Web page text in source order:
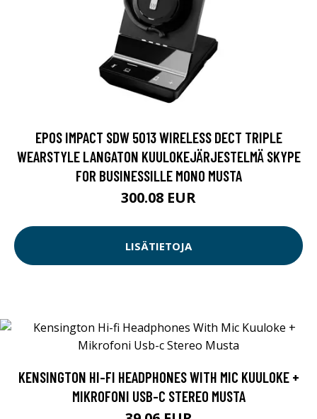
EPOS IMPACT SDW 5013 WIRELESS DECT TRIPLE
WEARSTYLE LANGATON KUULOKEJÄRJESTELMÄ SKYPE
FOR BUSINESSILLE MONO MUSTA
300.08 EUR
LISÄTIETOJA
KENSINGTON HI-FI HEADPHONES WITH MIC KUULOKE +
MIKROFONI USB-C STEREO MUSTA